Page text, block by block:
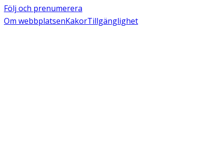
Följ och prenumerera
Om webbplatsenKakorTillgänglighet